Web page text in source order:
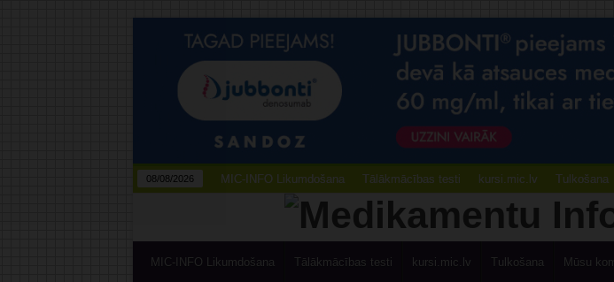
08/08/2026 MIC-INFO Likumdošana Tālākmācības testi kursi.mic.lv Tulkošana
MIC-INFO Likumdošana Tālākmācības testi kursi.mic.lv Tulkošana Mūsu